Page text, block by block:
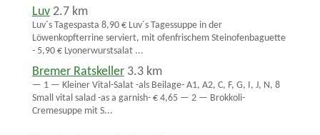
Luv 2.7 km
Luv´s Tagespasta 8,90 € Luv´s Tagessuppe in der
Löwenkopfterrine serviert, mit ofenfrischem Steinofenbaguette
- 5,90 € Lyonerwurstsalat ...
Bremer Ratskeller 3.3 km
— 1 — Kleiner Vital-Salat -als Beilage- A1, A2, C, F, G, I, J, N, 8
Small vital salad -as a garnish- € 4,65 — 2 — Brokkoli-
Cremesuppe mit S...